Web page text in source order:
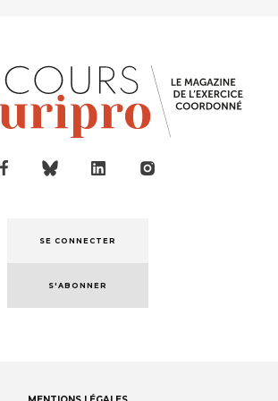
SE CONNECTER
S'ABONNER